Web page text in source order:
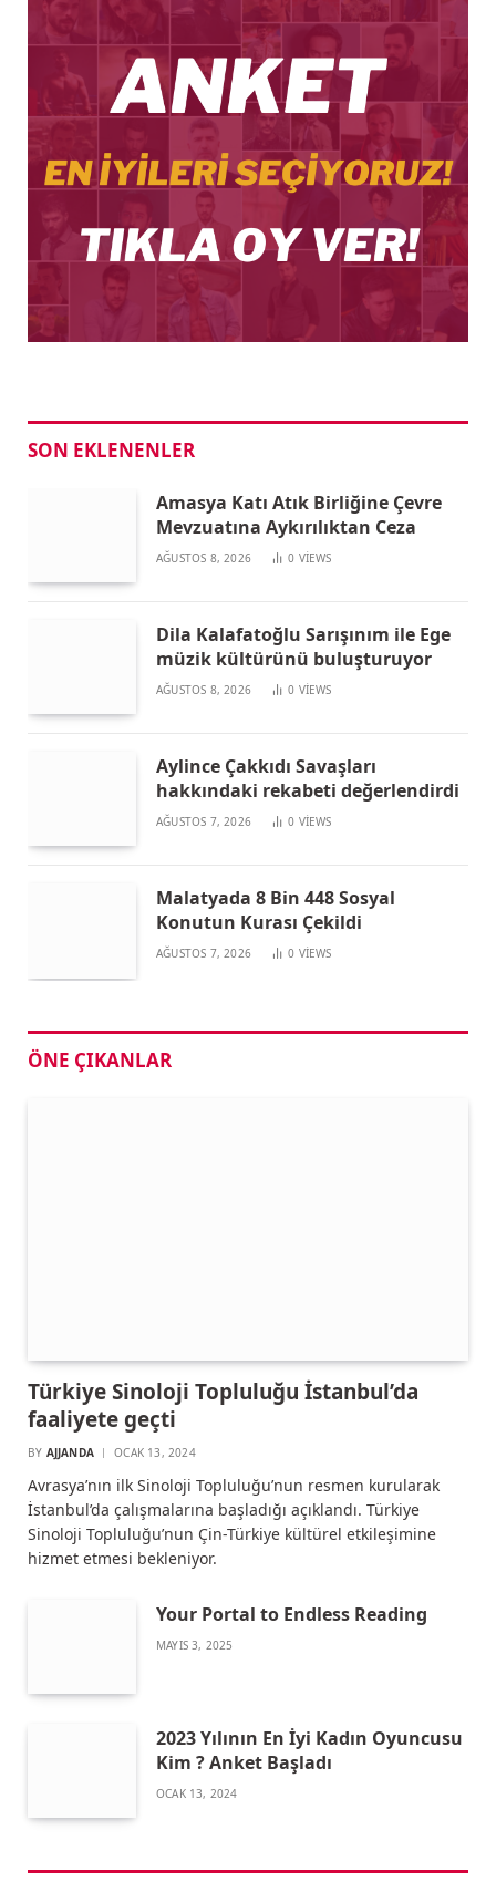
SON EKLENENLER
Amasya Katı Atık Birliğine Çevre
Mevzuatına Aykırılıktan Ceza
AĞUSTOS 8, 2026 0 VIEWS
Dila Kalafatoğlu Sarışınım ile Ege
müzik kültürünü buluşturuyor
AĞUSTOS 8, 2026 0 VIEWS
Aylince Çakkıdı Savaşları
hakkındaki rekabeti değerlendirdi
AĞUSTOS 7, 2026 0 VIEWS
Malatyada 8 Bin 448 Sosyal
Konutun Kurası Çekildi
AĞUSTOS 7, 2026 0 VIEWS
ÖNE ÇIKANLAR
Türkiye Sinoloji Topluluğu İstanbul’da
faaliyete geçti
BY AJJANDA OCAK 13, 2024
Avrasya’nın ilk Sinoloji Topluluğu’nun resmen kurularak
İstanbul’da çalışmalarına başladığı açıklandı. Türkiye
Sinoloji Topluluğu’nun Çin-Türkiye kültürel etkileşimine
hizmet etmesi bekleniyor.
Your Portal to Endless Reading
MAYIS 3, 2025
2023 Yılının En İyi Kadın Oyuncusu
Kim ? Anket Başladı
OCAK 13, 2024